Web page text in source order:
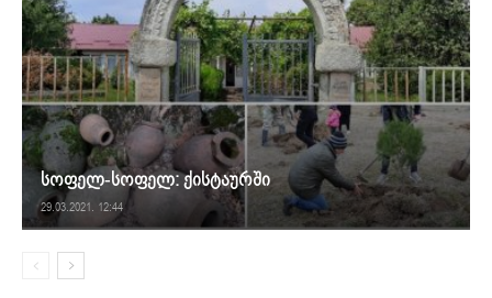
სოფელ-სოფელ: ქისტაურში
29.03.2021. 12:44